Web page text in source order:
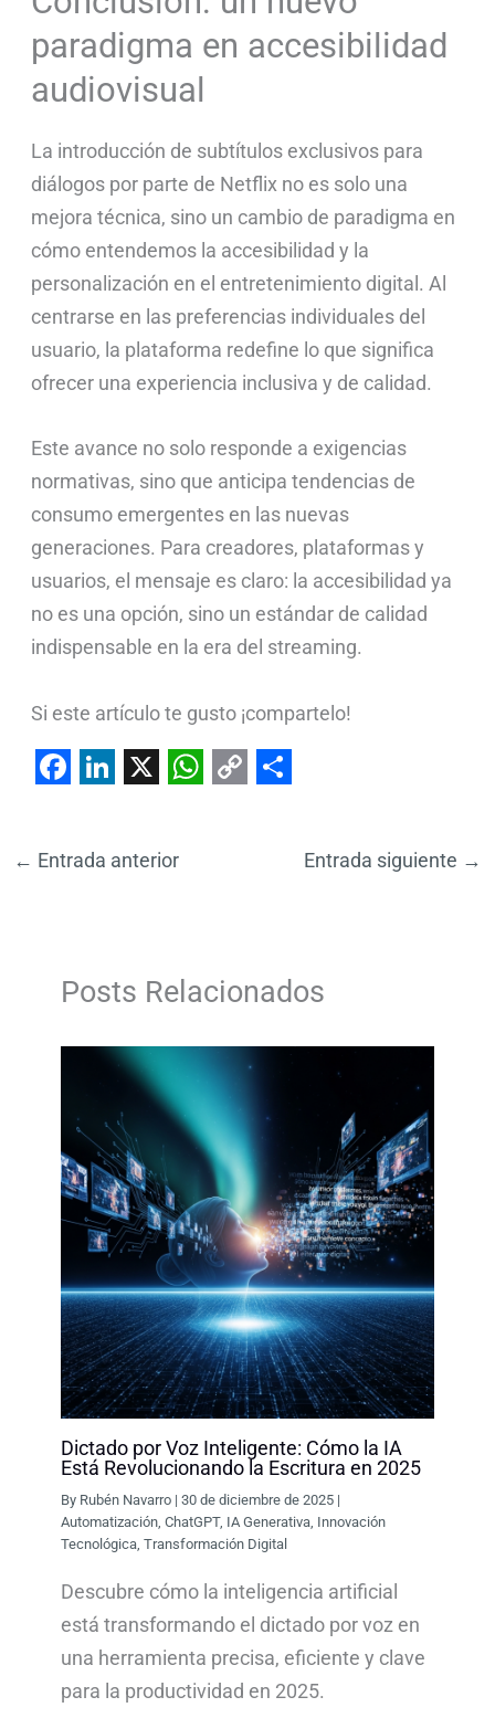
paradigma en accesibilidad
audiovisual
La introducción de subtítulos exclusivos para
diálogos por parte de Netflix no es solo una
mejora técnica, sino un cambio de paradigma en
cómo entendemos la accesibilidad y la
personalización en el entretenimiento digital. Al
centrarse en las preferencias individuales del
usuario, la plataforma redefine lo que significa
ofrecer una experiencia inclusiva y de calidad.
Este avance no solo responde a exigencias
normativas, sino que anticipa tendencias de
consumo emergentes en las nuevas
generaciones. Para creadores, plataformas y
usuarios, el mensaje es claro: la accesibilidad ya
no es una opción, sino un estándar de calidad
indispensable en la era del streaming.
Si este artículo te gusto ¡compartelo!
c
n
d
I
n
a
A
p
p
i
n
k
← Entrada anterior Entrada siguiente →
Posts Relacionados
Dictado por Voz Inteligente: Cómo la IA
Está Revolucionando la Escritura en 2025
By Rubén Navarro |30 de diciembre de 2025 |
Automatización,ChatGPT, IA Generativa, Innovación
Tecnológica,Transformación Digital
Descubre cómo la inteligencia artificial
está transformando el dictado por voz en
una herramienta precisa, eficiente y clave
para la productividad en 2025.